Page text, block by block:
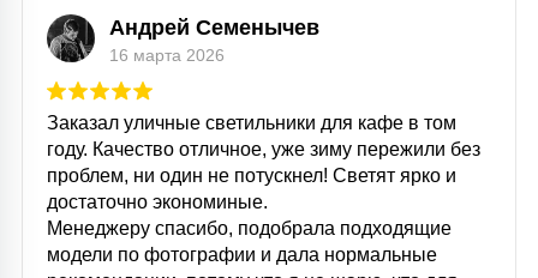
Андрей Семенычев
16 марта 2026
Заказал уличные светильники для кафе в том
году. Качество отличное, уже зиму пережили без
проблем, ни один не потускнел! Светят ярко и
достаточно экономиные.
Менеджеру спасибо, подобрала подходящие
модели по фотографии и дала нормальные